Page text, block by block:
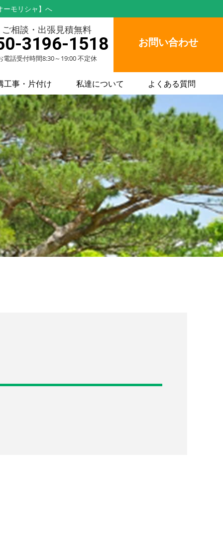
ーモリシャ】へ
ご相談・出張見積無料
3196-1518
電話受付時間8:30～19:00 不定休
お問い合わせ
工事・片付け 私達について よくある質問